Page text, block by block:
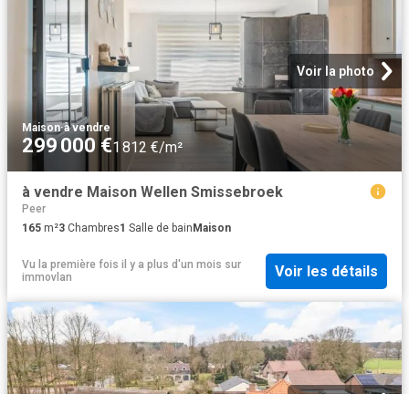
Voir la photo
Maison·à vendre
299 000 €1 812 €/m²
à vendre Maison Wellen Smissebroek
Peer
165 m²3 Chambres1 Salle de bain Maison
Vu la première fois il y a plus d'un mois sur
immovlan
Voir les détails